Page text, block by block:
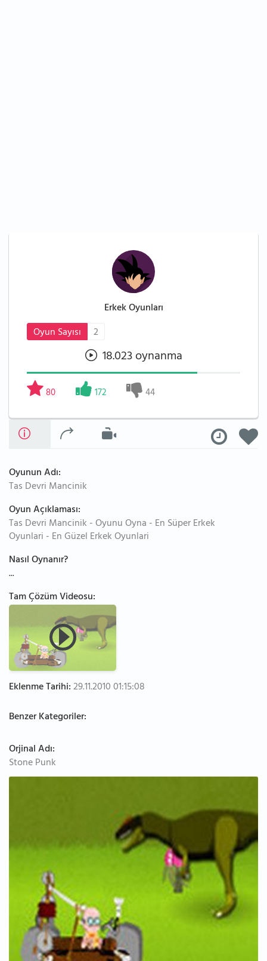
Erkek Oyunları
Oyun Sayısı
2
18.023 oynanma
80 172 44
Oyunun Adı:
Tas Devri Mancinik
Oyun Açıklaması:
Tas Devri Mancinik - Oyunu Oyna - En Süper Erkek
Oyunlari - En Güzel Erkek Oyunlari
Nasıl Oynanır?
...
Tam Çözüm Videosu:
Eklenme Tarihi:29.11.2010 01:15:08
Benzer Kategoriler:
Orjinal Adı:
Stone Punk